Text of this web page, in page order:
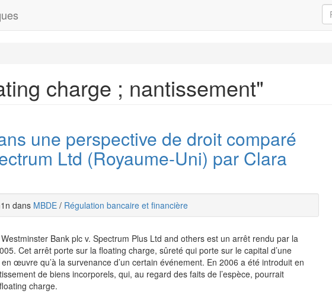
charge ; nantissement"
une perspective de droit comparé
Ltd (Royaume-Uni) par Clara
dans MBDE / Régulation bancaire et financière
Bank plc v. Spectrum Plus Ltd and others est un arrêt rendu par la
Cet arrêt porte sur la floating charge, sûreté qui porte sur le capital d’une
œuvre qu’à la survenance d’un certain événement. En 2006 a été introduit en
de biens incorporels, qui, au regard des faits de l’espèce, pourrait
charge.